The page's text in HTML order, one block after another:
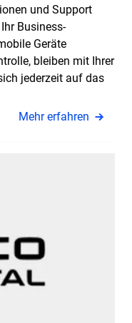
und Support
Business-
Geräte
bleiben mit Ihrer
jederzeit auf das
Mehr erfahren